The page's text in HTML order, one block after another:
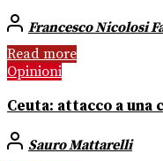
Francesco Nicolosi
Read more
Opinioni
Ceuta: attacco a una
Sauro Mattarelli